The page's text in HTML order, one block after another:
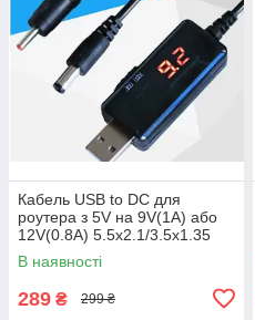
Кабель USB to DC для
роутера з 5V на 9V(1A) або
12V(0.8A) 5.5х2.1/3.5x1.35
mm з перемикачем
В наявності
289 ₴ 299 ₴